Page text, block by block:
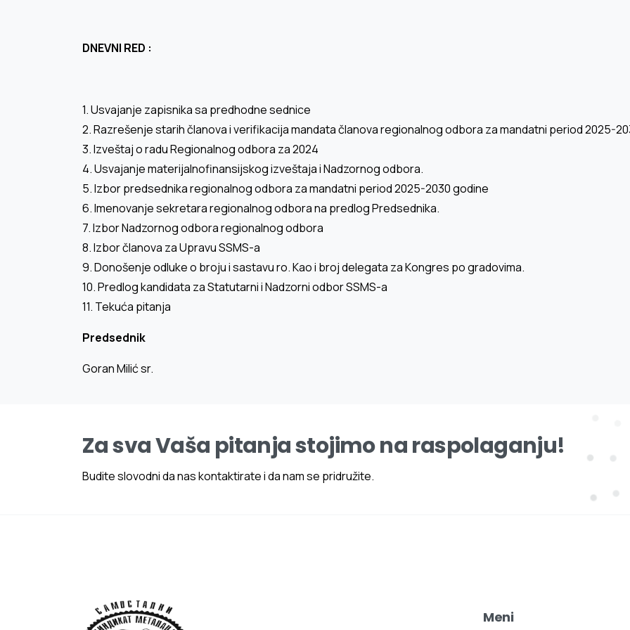
DNEVNI RED :
1. Usvajanje zapisnika sa predhodne sednice
2. Razrešenje starih članova i verifikacija mandata članova regionalnog odbora za mandatni period 2025-
3. Izveštaj o radu Regionalnog odbora za 2024
4. Usvajanje materijalnofinansijskog izveštaja i Nadzornog odbora.
5. Izbor predsednika regionalnog odbora za mandatni period 2025-2030 godine
6. Imenovanje sekretara regionalnog odbora na predlog Predsednika.
7. Izbor Nadzornog odbora regionalnog odbora
8. Izbor članova za Upravu SSMS-a
9. Donošenje odluke o broju i sastavu ro. Кao i broj delegata za Кongres po gradovima.
10. Predlog kandidata za Statutarni i Nadzorni odbor SSMS-a
11. Tekuća pitanja
Predsednik
Goran Milić sr.
Za sva Vaša pitanja stojimo na raspolaganju!
Budite slovodni da nas kontaktirate i da nam se pridružite.
Meni